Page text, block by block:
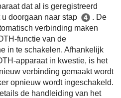
dat al is geregistreerd
doorgaan naar stap
. De
verbinding maken
functie van de
in te schakelen. Afhankelijk
apparaat in kwestie, is het
verbinding gemaakt wordt
opnieuw wordt ingeschakeld.
de handleiding van het